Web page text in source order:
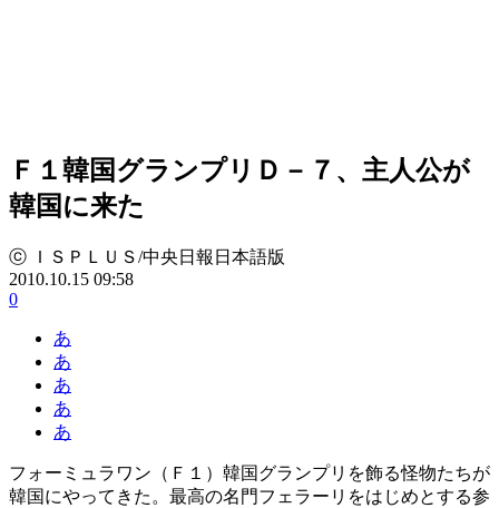
Ｆ１韓国グランプリＤ－７、主人公が
韓国に来た
ⓒ ＩＳＰＬＵＳ/中央日報日本語版
2010.10.15 09:58
0
あ
あ
あ
あ
あ
フォーミュラワン（Ｆ１）韓国グランプリを飾る怪物たちが
韓国にやってきた。最高の名門フェラーリをはじめとする参